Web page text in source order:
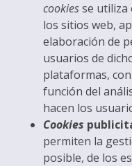
cookiesse utiliza
los sitios web,
elaboración de
usuarios de
plataformas,
función del
hacen los
Cookies
permiten la
posible, de los